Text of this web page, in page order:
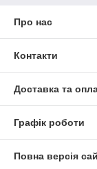
Про нас
Контакти
Доставка та
Графік роботи
Повна версія